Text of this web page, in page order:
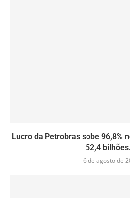
Lucro da Petrobras sobe 96,8%
52,4
6 de agosto de